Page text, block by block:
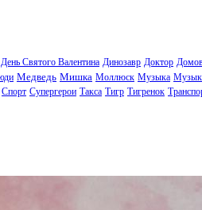
День Святого Валентина Динозавр Доктор
Медведь Мишка Моллюск Музыка
Спорт Супергерои Такса Тигр Тигренок